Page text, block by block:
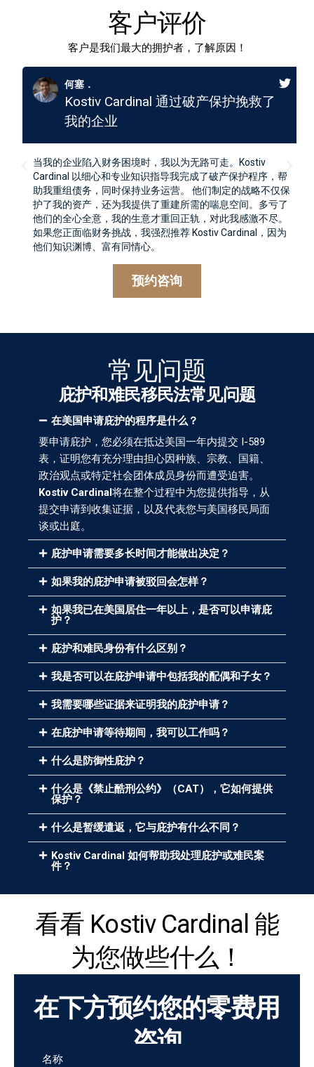
客户评价
客户是我们最大的拥护者，了解原因！
何塞．
Kostiv Cardinal 通过破产保护挽救了
我的企业
当我的企业陷入财务困境时，我以为无路可走。Kostiv
Cardinal 以细心和专业知识指导我完成了破产保护程序，帮
助我重组债务，同时保持业务运营。 他们制定的战略不仅保
护了我的资产，还为我提供了重建所需的喘息空间。多亏了
他们的全心全意，我的生意才重回正轨，对此我感激不尽。
如果您正面临财务挑战，我强烈推荐 Kostiv Cardinal，因为
他们知识渊博、富有同情心。
预约咨询
常见问题
庇护和难民移民法常见问题
在美国申请庇护的程序是什么？
要申请庇护，您必须在抵达美国一年内提交 I-589
表，证明您有充分理由担心因种族、宗教、国籍、
政治观点或特定社会团体成员身份而遭受迫害。
Kostiv Cardinal将在整个过程中为您提供指导，从
提交申请到收集证据，以及代表您与美国移民局面
谈或出庭。
庇护申请需要多长时间才能做出决定？
如果我的庇护申请被驳回会怎样？
如果我已在美国居住一年以上，是否可以申请庇
护？
庇护和难民身份有什么区别？
我是否可以在庇护申请中包括我的配偶和子女？
我需要哪些证据来证明我的庇护申请？
在庇护申请等待期间，我可以工作吗？
什么是防御性庇护？
什么是《禁止酷刑公约》（CAT），它如何提供
保护？
什么是暂缓遣返，它与庇护有什么不同？
Kostiv Cardinal 如何帮助我处理庇护或难民案
件？
看看 Kostiv Cardinal 能
为您做些什么！
在下方预约您的零费用
咨询
名称